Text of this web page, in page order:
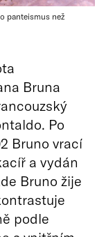
panteismus než
Bruna
Po
Bruno vrací
a vydán
Bruno žije
podle